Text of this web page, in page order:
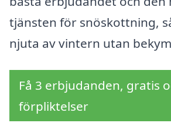
tjänsten för snöskottning,
njuta av vintern utan
Få 3 erbjudanden, gratis
förpliktelser